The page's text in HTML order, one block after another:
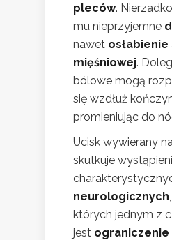
pleców.
mu nieprzyjemne
nawet osłabienie
mięśniowej.
bólowe mogą
się wzdłuż
promieniując do
Ucisk wywierany
skutkuje
neurologicznych
których jednym z
jest ograniczenie